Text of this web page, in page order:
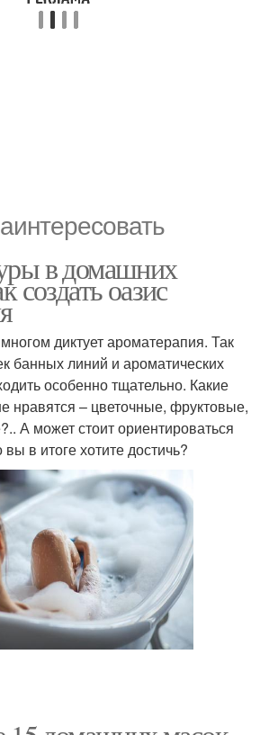
в домашних
создать оазис
диктует ароматерапия. Так
банных линий и ароматических
особенно тщательно. Какие
нравятся – цветочные, фруктовые,
А может стоит ориентироваться
в итоге хотите достичь?